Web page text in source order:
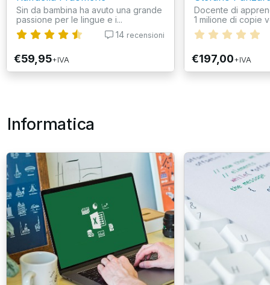
Sin da bambina ha avuto una grande
passione per le lingue e i...
14 recensioni
€59,95+IVA
Docente di
1 milione di copie
€197,00+IVA
Informatica